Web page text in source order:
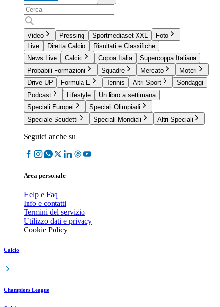
Video Pressing Sportmediaset XXL
Foto
Live
Diretta Calcio
Risultati e Classifiche
News Live
Calcio Coppa Italia
Supercoppa Italiana
Probabili Formazioni
Squadre Mercato
Motori
Drive UP
Formula E Tennis Altri Sport
Sondaggi
Podcast
Lifestyle
Un libro a settimana
Speciali Europei
Speciali Olimpiadi
Speciale Scudetti
Speciali Mondiali Altri Speciali
Seguici anche su
Area personale
Help e Faq
Info e contatti
Termini del servizio
Utilizzo dati e privacy
Cookie Policy
Calcio
Champions League